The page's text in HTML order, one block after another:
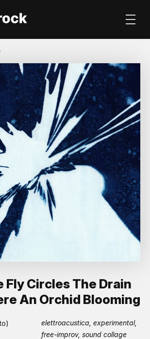
Fly Circles The Drain
An Orchid Blooming
elettroacustica, experimental,
free-improv, sound collage